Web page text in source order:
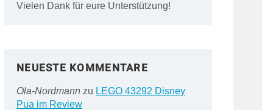
Vielen Dank für eure Unterstützung!
NEUESTE KOMMENTARE
Ola-Nordmannzu LEGO 43292 Disney
Pua im Review